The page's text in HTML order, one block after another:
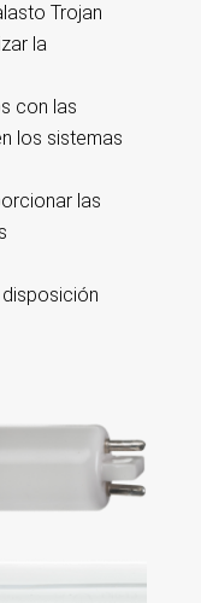
Trojan
la
con las
los sistemas
las